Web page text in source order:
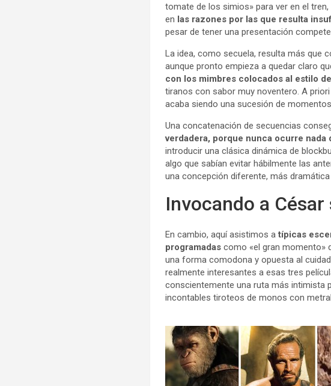
tomate de los simios» para ver en el
en las razones por las que resulta
pesar de tener una presentación
La idea, como secuela, resulta más que
aunque pronto empieza a quedar claro
con los mimbres colocados al estilo
tiranos con sabor muy noventero. A
acaba siendo una sucesión de
Una concatenación de secuencias
verdadera, porque nunca ocurre nada
introducir una clásica dinámica de
algo que sabían evitar hábilmente las
una concepción diferente, más
Invocando a
En cambio, aquí asistimos atípicas
programadascomo «el gran momento»
una forma comodona y opuesta al
realmente interesantes a esas tres
conscientemente una ruta más intimista
incontables tiroteos de monos con